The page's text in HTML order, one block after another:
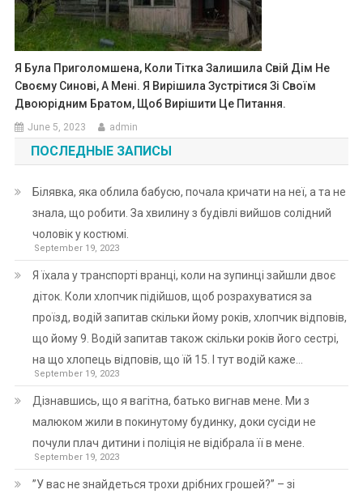
Я Була Приголомшена, Коли Тітка Залишила Свій Дім Не
Своєму Синові, А Мені. Я Вирішила Зустрітися Зі Своїм
Двоюрідним Братом, Щоб Вирішити Це Питання.
June 5, 2023 admin
ПОСЛЕДНЫЕ ЗАПИСЫ
Білявка, яка облила бабусю, почала кричати на неї, а та не
знала, що робити. За хвилину з будівлі вийшов солідний
чоловік у костюмі.
September 19, 2023
Я їхала у транспорті вранці, коли на зупинці зайшли двоє
діток. Коли хлопчик підійшов, щоб розрахуватися за
проїзд, водій запитав скільки йому років, хлопчик відповів,
що йому 9. Водій запитав також скільки років його сестрі,
на що хлопець відповів, що їй 15. І тут водій каже…
September 19, 2023
Дізнавшись, що я вагітна, батько вигнав мене. Ми з
малюком жили в покинутому будинку, доки сусіди не
почули плач дитини і поліція не відібрала її в мене.
September 19, 2023
”У вас не знайдеться трохи дрібних грошей?” – зі